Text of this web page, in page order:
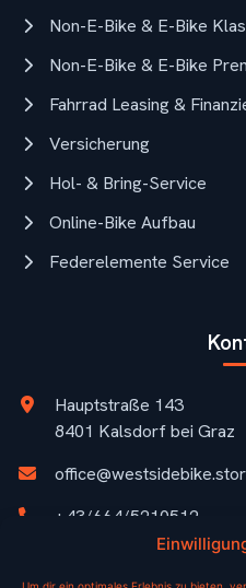
Non-E-Bike & E-Bike
Non-E-Bike & E-Bike
Fahrrad Leasing &
Versicherung
Hol- & Bring-Service
Online-Bike Aufbau
Federelemente Service
Hauptstraße 143
8401 Kalsdorf bei Graz
+43/664/5210512